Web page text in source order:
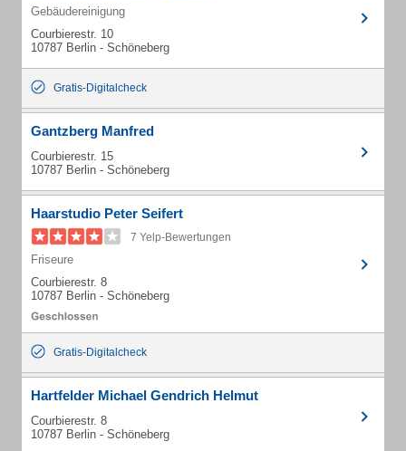
Gebäudereinigung
Courbierestr. 10
10787 Berlin - Schöneberg
Gratis-Digitalcheck
Gantzberg Manfred
Courbierestr. 15
10787 Berlin - Schöneberg
Haarstudio Peter Seifert
7 Yelp-Bewertungen
Friseure
Courbierestr. 8
10787 Berlin - Schöneberg
Gratis-Digitalcheck
Hartfelder Michael Gendrich Helmut
Courbierestr. 8
10787 Berlin - Schöneberg